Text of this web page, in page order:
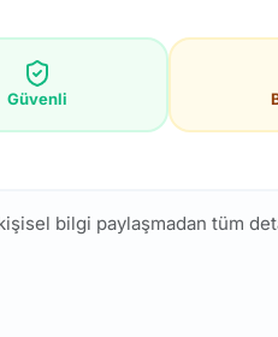
Güvenli